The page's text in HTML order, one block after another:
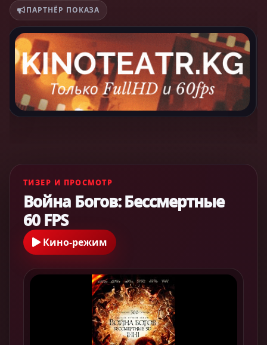
ПАРТНЁР ПОКАЗА
ТИЗЕР И ПРОСМОТР
Война Богов: Бессмертные
60 FPS
Кино-режим